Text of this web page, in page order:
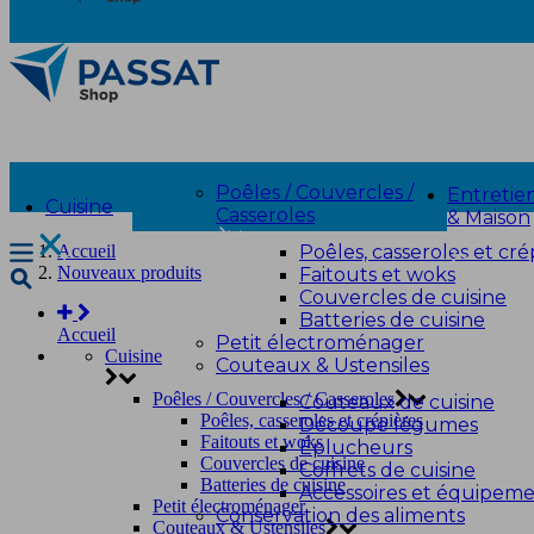
Cuisine
Poêles / Couvercles /
Casseroles
Poêles, casseroles et
Faitouts et woks
Couvercles de cuisine
Batteries de cuisine
Petit électroménager
Couteaux & Ustensiles
Couteaux de cuisine
Découpe légumes
Éplucheurs
Coffrets de cuisine
Accessoires et
Conservation des aliments
& Maison
Accueil
Nouveaux produits
Accueil
Cuisine
Poêles / Couvercles / Casseroles
Poêles, casseroles et crépières
Faitouts et woks
Couvercles de cuisine
Batteries de cuisine
Petit électroménager
Couteaux & Ustensiles